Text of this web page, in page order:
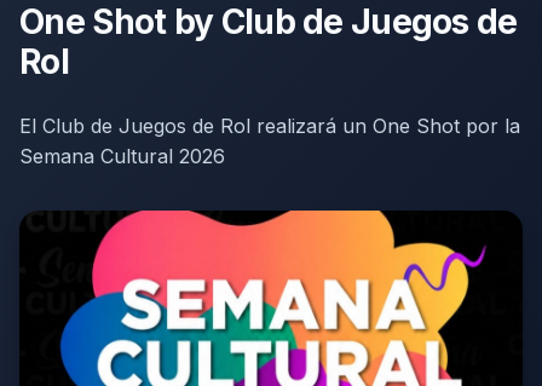
One Shot by Club de Juegos de
Rol
El Club de Juegos de Rol realizará un One Shot por la
Semana Cultural 2026